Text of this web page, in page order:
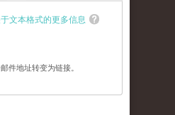
文本格式的更多信息
件地址转变为链接。